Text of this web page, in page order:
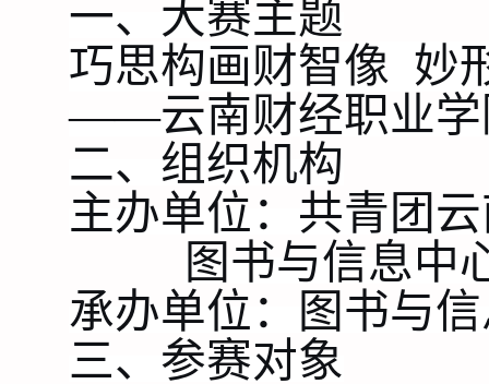
一、 大赛主题
巧思构画财智像 妙
——云南财经职业学
二、 组织机构
主办单位： 共青团
图书与信息中
承办单位：
图书与
三、 参赛对象